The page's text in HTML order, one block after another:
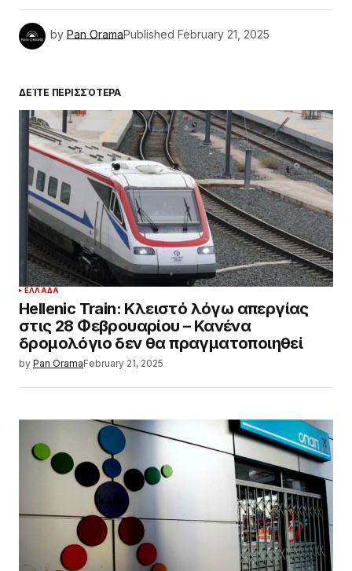
by Pan OramaPublished February 21, 2025
ΔΕΊΤΕ ΠΕΡΙΣΣΌΤΕΡΑ
ΕΛΛΆΔΑ
Hellenic Train: Κλειστό λόγω απεργίας
στις 28 Φεβρουαρίου – Κανένα
δρομολόγιο δεν θα πραγματοποιηθεί
by Pan OramaFebruary 21, 2025